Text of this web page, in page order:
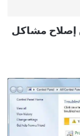
إصلاح مشاكل